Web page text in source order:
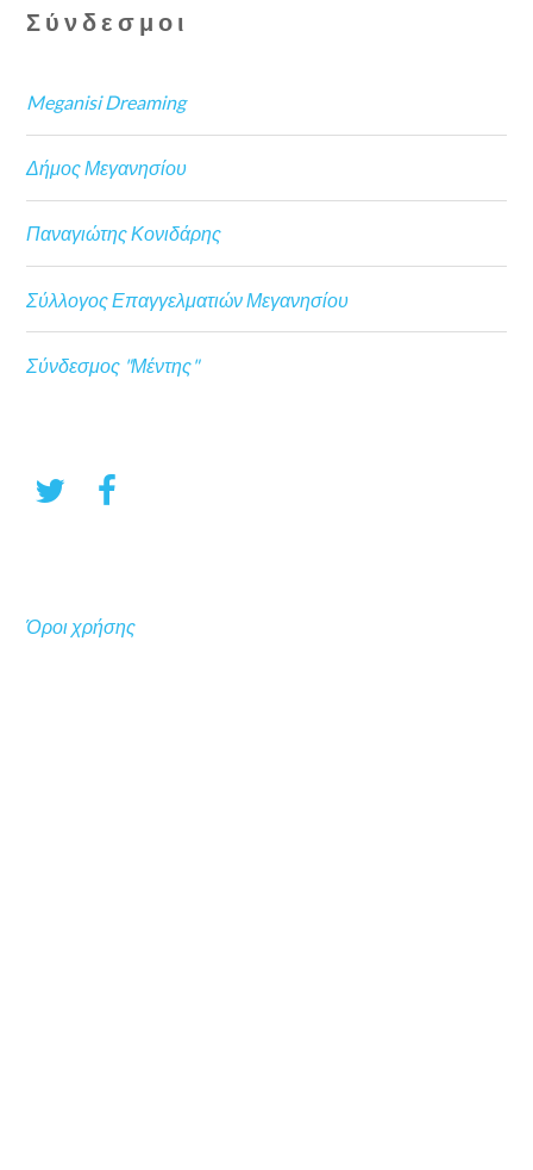
Σύνδεσμοι
Meganisi Dreaming
Δήμος Μεγανησίου
Παναγιώτης Κονιδάρης
Σύλλογος Επαγγελματιών Μεγανησίου
Σύνδεσμος "Μέντης"
Όροι χρήσης